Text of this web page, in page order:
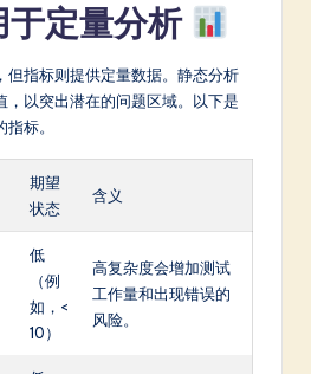
于定量分析
但指标则提供定量数据。静态分析
，以突出潜在的问题区域。以下是
标。
期望
状态
含义
低
（例
如，<
10）
高复杂度会增加测试
工作量和出现错误的
风险。